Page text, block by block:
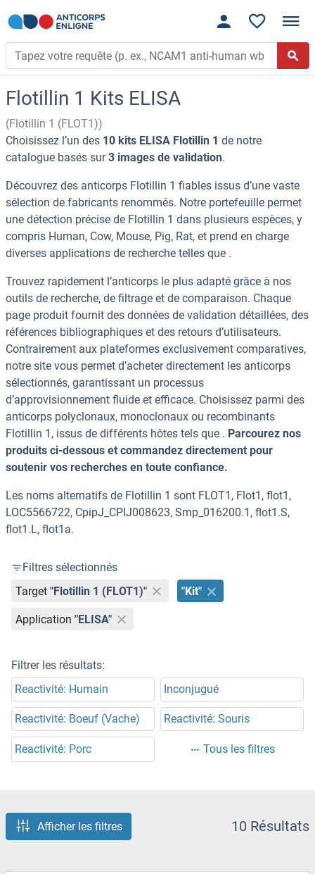
Flotillin 1 Kits ELISA
(Flotillin 1 (FLOT1))
Choisissez l’un des 10 kits ELISA Flotillin 1 de notre
catalogue basés sur3 images de validation.
Découvrez des anticorps Flotillin 1 fiables issus d’une vaste
sélection de fabricants renommés. Notre portefeuille permet
une détection précise de Flotillin 1 dans plusieurs espèces, y
compris Human, Cow, Mouse, Pig, Rat, et prend en charge
diverses applications de recherche telles que .
Trouvez rapidement l’anticorps le plus adapté grâce à nos
outils de recherche, de filtrage et de comparaison. Chaque
page produit fournit des données de validation détaillées, des
références bibliographiques et des retours d’utilisateurs.
Contrairement aux plateformes exclusivement comparatives,
notre site vous permet d’acheter directement les anticorps
sélectionnés, garantissant un processus
d’approvisionnement fluide et efficace. Choisissez parmi des
anticorps polyclonaux, monoclonaux ou recombinants
Flotillin 1, issus de différents hôtes tels que . Parcourez nos
produits ci-dessous et commandez directement pour
soutenir vos recherches en toute confiance.
Les noms alternatifs de Flotillin 1 sont FLOT1, Flot1, flot1,
LOC5566722, CpipJ_CPIJ008623, Smp_016200.1, flot1.S,
flot1.L, flot1a.
Filtres sélectionnés
Target "Flotillin 1 (FLOT1)" "Kit"
Application "ELISA"
Filtrer les résultats:
Reactivité: Humain
Inconjugué
Reactivité: Boeuf (Vache) Reactivité: Souris
Reactivité: Porc Tous les filtres
Afficher les filtres 10 Résultats